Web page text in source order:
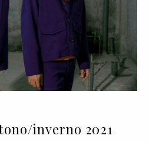
inverno 2021